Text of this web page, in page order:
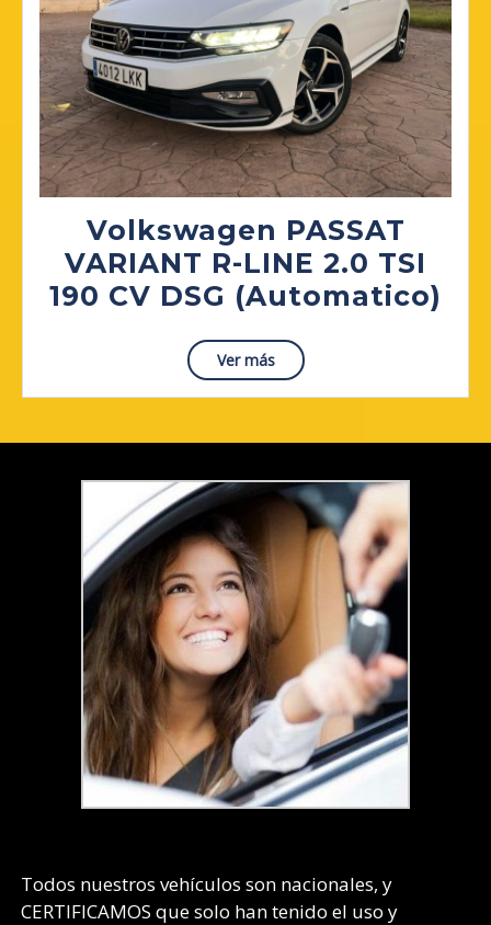
Volkswagen PASSAT
VARIANT R-LINE 2.0 TSI
190 CV DSG (Automatico)
R-
Ver másRead
More
Todos nuestros vehículos son nacionales, y
CERTIFICAMOS que solo han tenido el uso y